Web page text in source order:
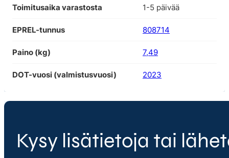
Toimitusaika varastosta 1-5 päivää
EPREL-tunnus 808714
Paino (kg) 7,49
DOT-vuosi (valmistusvuosi) 2023
Kysy lisätietoja tai